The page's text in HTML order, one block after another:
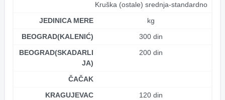
Kruška (ostale) srednja-standardno
JEDINICA MERE
kg
BEOGRAD(KALENIĆ)
300 din
BEOGRAD(SKADARLI
JA)
200 din
ČAČAK
KRAGUJEVAC
120 din